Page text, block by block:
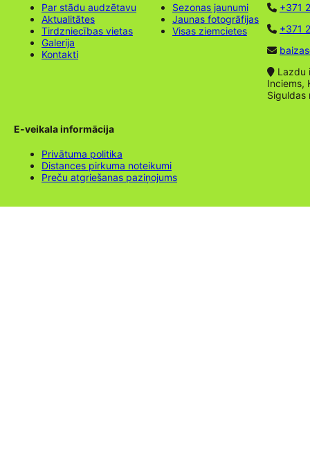
Par stādu audzētavu
Aktualitātes
Tirdzniecības vietas
Galerija
Kontakti
Sezonas jaunumi
Jaunas fotogrāfijas
Visas ziemcietes
+371
+371
Lazdu
Inciems,
Siguldas
E-veikala informācija
Privātuma politika
Distances pirkuma noteikumi
Preču atgriešanas paziņojums